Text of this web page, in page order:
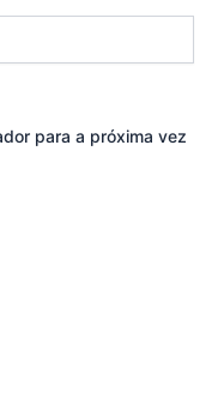
para a próxima vez